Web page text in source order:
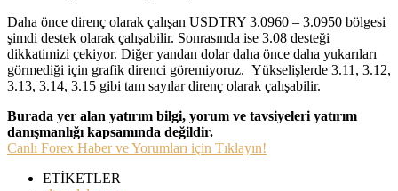
Daha önce direnç olarak çalışan USDTRY 3.0960 – 3.0950 bölgesi
şimdi destek olarak çalışabilir. Sonrasında ise 3.08 desteği
dikkatimizi çekiyor. Diğer yandan dolar daha önce daha yukarıları
görmediği için grafik direnci göremiyoruz. Yükselişlerde 3.11, 3.12,
3.13, 3.14, 3.15 gibi tam sayılar direnç olarak çalışabilir.
Burada yer alan yatırım bilgi, yorum ve tavsiyeleri yatırım
danışmanlığı kapsamında değildir.
Canlı Forex Haber ve Yorumları için Tıklayın!
ETİKETLER